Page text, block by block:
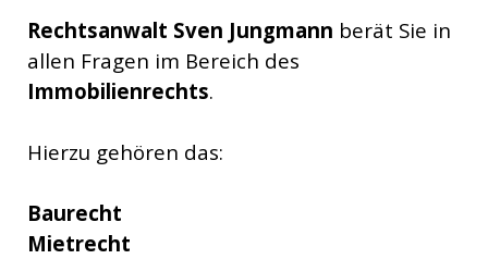
Rechtsanwalt Sven Jungmann berät Sie in
allen Fragen im Bereich des
Immobilienrechts.
Hierzu gehören das:
Baurecht
Mietrecht